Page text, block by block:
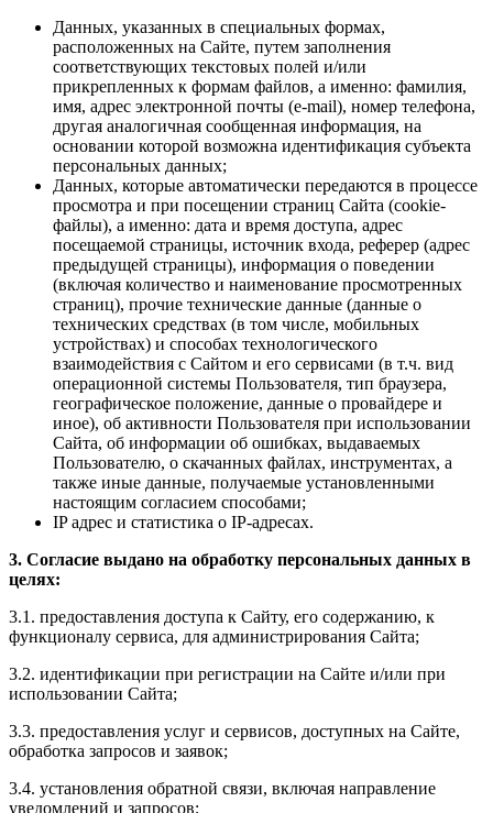
Данных, указанных в специальных формах,
расположенных на Сайте, путем заполнения
соответствующих текстовых полей и/или
прикрепленных к формам файлов, а именно: фамилия,
имя, адрес электронной почты (e-mail), номер телефона,
другая аналогичная сообщенная информация, на
основании которой возможна идентификация субъекта
персональных данных;
Данных, которые автоматически передаются в процессе
просмотра и при посещении страниц Сайта (cookie-
файлы), а именно: дата и время доступа, адрес
посещаемой страницы, источник входа, реферер (адрес
предыдущей страницы), информация о поведении
(включая количество и наименование просмотренных
страниц), прочие технические данные (данные о
технических средствах (в том числе, мобильных
устройствах) и способах технологического
взаимодействия с Сайтом и его сервисами (в т.ч. вид
операционной системы Пользователя, тип браузера,
географическое положение, данные о провайдере и
иное), об активности Пользователя при использовании
Сайта, об информации об ошибках, выдаваемых
Пользователю, о скачанных файлах, инструментах, а
также иные данные, получаемые установленными
настоящим согласием способами;
IP адрес и статистика о IP-адресах.
3. Согласие выдано на обработку персональных данных в
целях:
3.1. предоставления доступа к Сайту, его содержанию, к
функционалу сервиса, для администрирования Сайта;
3.2. идентификации при регистрации на Сайте и/или при
использовании Сайта;
3.3. предоставления услуг и сервисов, доступных на Сайте,
обработка запросов и заявок;
3.4. установления обратной связи, включая направление
уведомлений и запросов;